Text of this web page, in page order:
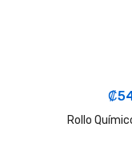
₡
Rollo